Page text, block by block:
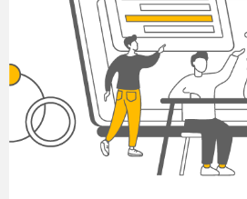
2)Велика колірна
можливостей людського
3)Доступність багатьох
зображення (фільтрів) у
графіки;
4)Невеликий